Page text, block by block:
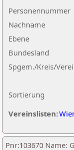
Nachname
Ebene
Sortierung
Personennummer
Bundesland
Spgem./Kreis/
Vereinslisten:
Pnr:103670 Name: